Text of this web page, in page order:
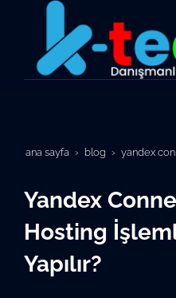
ana sayfa blog yandex
Yandex
Hosting
Yapılır?